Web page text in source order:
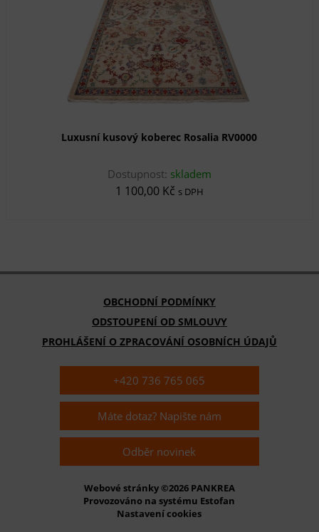
Luxusní kusový koberec Rosalia RV0000
Dostupnost: skladem
1 100,00 Kč s DPH
OBCHODNÍ PODMÍNKY
ODSTOUPENÍ OD SMLOUVY
PROHLÁŠENÍ O ZPRACOVÁNÍ OSOBNÍCH ÚDAJŮ
+420 736 765 065
Máte dotaz? Napište nám
Odběr novinek
Webové stránky ©2026 PANKREA
Provozováno na systému Estofan
Nastavení cookies